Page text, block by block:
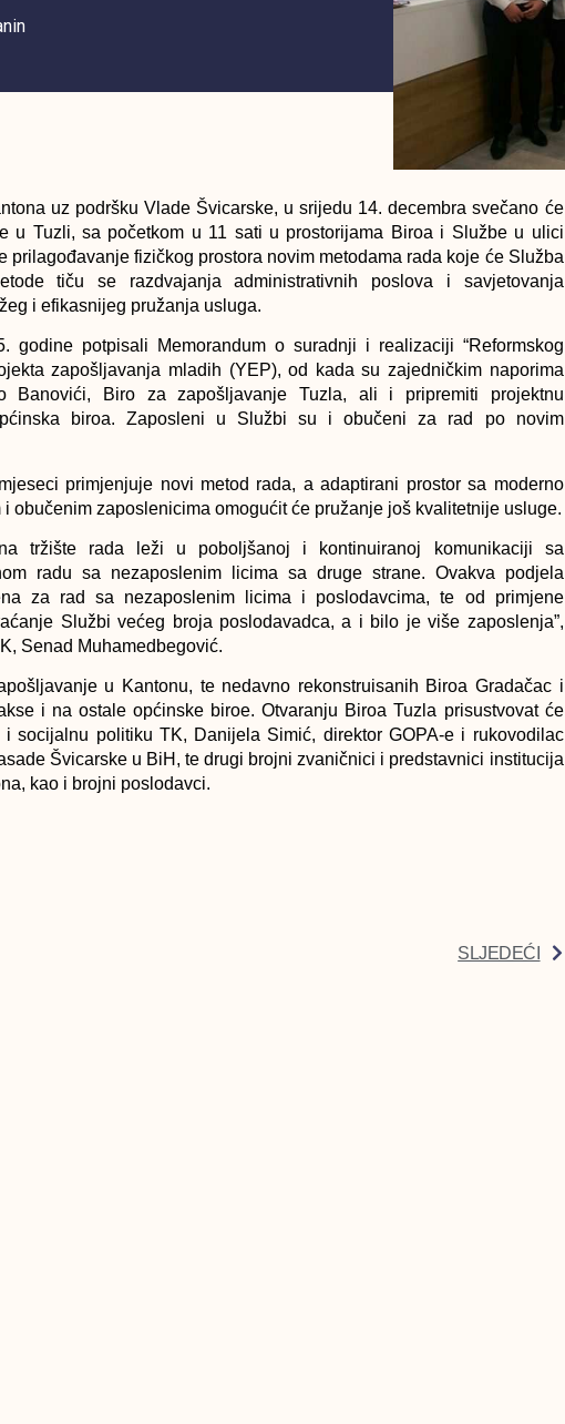
uz podršku Vlade Švicarske, u srijedu 14. decembra svečano će
u Tuzli, sa početkom u 11 sati u prostorijama Biroa i Službe u ulici
prilagođavanje fizičkog prostora novim metodama rada koje će Služba
tiču se razdvajanja administrativnih poslova i savjetovanja
i efikasnijeg pružanja usluga.
godine potpisali Memorandum o suradnji i realizaciji “Reformskog
zapošljavanja mladih (YEP), od kada su zajedničkim naporima
Banovići, Biro za zapošljavanje Tuzla, ali i pripremiti projektnu
biroa. Zaposleni u Službi su i obučeni za rad po novim
primjenjuje novi metod rada, a adaptirani prostor sa moderno
obučenim zaposlenicima omogućit će pružanje još kvalitetnije usluge.
tržište rada leži u poboljšanoj i kontinuiranoj komunikaciji sa
radu sa nezaposlenim licima sa druge strane. Ovakva podjela
za rad sa nezaposlenim licima i poslodavcima, te od primjene
Službi većeg broja poslodavadca, a i bilo je više zaposlenja”,
Senad Muhamedbegović.
u Kantonu, te nedavno rekonstruisanih Biroa Gradačac i
i na ostale općinske biroe. Otvaranju Biroa Tuzla prisustvovat će
socijalnu politiku TK, Danijela Simić, direktor GOPA-e i rukovodilac
Švicarske u BiH, te drugi brojni zvaničnici i predstavnici institucija
kao i brojni poslodavci.
SLJEDEĆI